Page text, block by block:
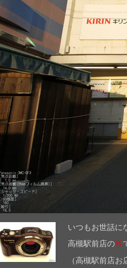
いつもお世話に
高槻駅前店の Ｋ
（高槻駅前店お